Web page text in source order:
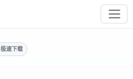
极速下载